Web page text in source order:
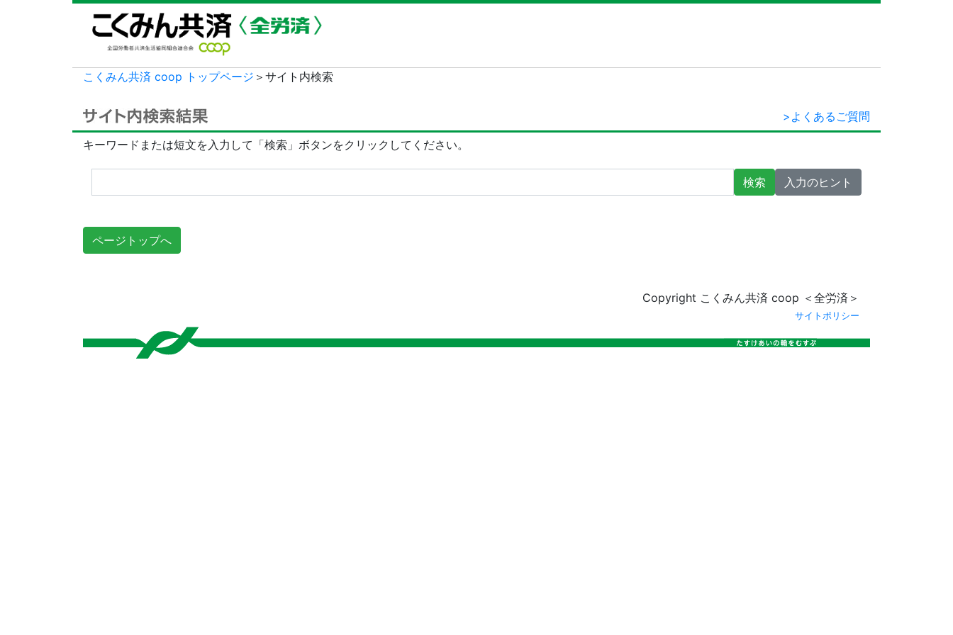
こくみん共済 coop トップページ ＞サイト内検索
>よくあるご質問
キーワードまたは短文を入力して「検索」ボタンをクリックしてください。
検索 入力のヒント
ページトップへ
Copyright こくみん共済 coop ＜全労済＞
サイトポリシー